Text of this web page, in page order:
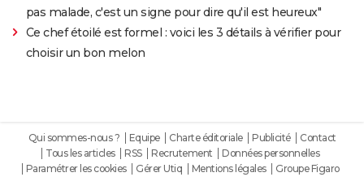
pas malade, c'est un signe pour dire qu'il est heureux"
Ce chef étoilé est formel : voici les 3 détails à vérifier pour
choisir un bon melon
Qui sommes-nous ? Equipe Charte éditoriale Publicité
Contact
Tous les articles
RSS Recrutement
Données personnelles
Paramétrer les cookies
Gérer Utiq Mentions légales
Groupe Figaro